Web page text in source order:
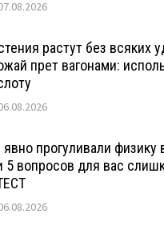
растут без всяких
прет вагонами:
прогуливали физику
5 вопросов для вас